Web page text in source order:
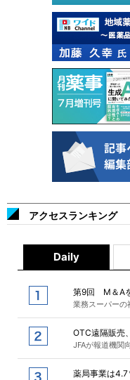
アクセスランキング
Daily
第9回 M＆A
業務スーパーの
OTC遠隔販売
JFAが報道機関
薬局事業は